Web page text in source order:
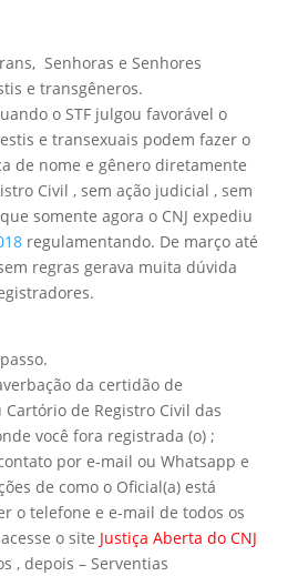
Senhoras e Senhores
e transgêneros.
o STF julgou favorável o
e transexuais podem fazer o
de nome e gênero diretamente
Civil , sem ação judicial , sem
somente agora o CNJ expediu
regulamentando. De março até
regras gerava muita dúvida
da certidão de
de Registro Civil das
você fora registrada (o) ;
por e-mail ou Whatsapp e
de como o Oficial(a) está
o telefone e e-mail de todos os
o site Justiça Aberta do CNJ
, depois – Serventias